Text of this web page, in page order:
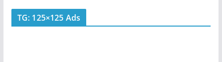
TG: 125×125 Ads